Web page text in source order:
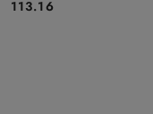
Cena:
113.16